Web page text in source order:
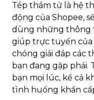
Tép thám tử là hệ
động của Shopee,
dùng những thông
giúp trực tuyến của
chóng giải đáp các
bạn đang gặp phải.
bạn mọi lúc, kể cả
tình huống khẩn